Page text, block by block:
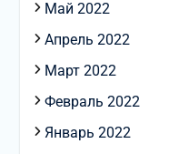
Май 2022
Апрель 2022
Март 2022
Февраль 2022
Январь 2022